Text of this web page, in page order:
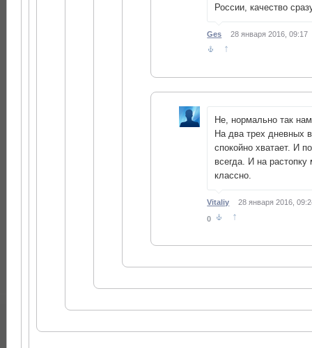
России, качество
Ges 28 января 2016, 09:17
↑
Не, нормально так
На два трех дневных
спокойно хватает. И
всегда. И на растопку
классно.
Vitaliy
28 января 2016,
0
↑